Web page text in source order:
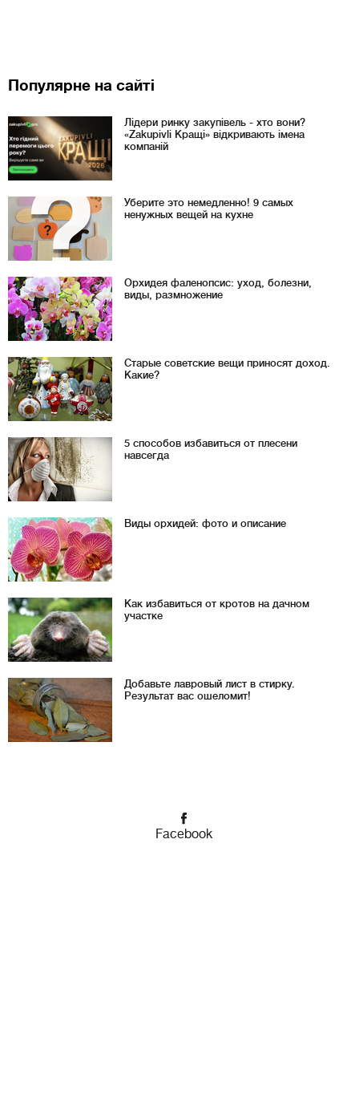
Популярне на сайті
Лідери ринку закупівель - хто вони?
«Zakupivli Кращі» відкривають імена
компаній
Уберите это немедленно! 9 самых
ненужных вещей на кухне
Орхидея фаленопсис: уход, болезни,
виды, размножение
Старые советские вещи приносят доход.
Какие?
5 способов избавиться от плесени
навсегда
Виды орхидей: фото и описание
Как избавиться от кротов на дачном
участке
Добавьте лавровый лист в стирку.
Результат вас ошеломит!
Facebook